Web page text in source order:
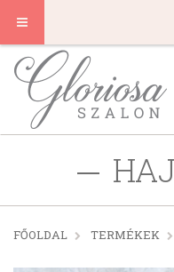
FŐOLDAL TERMÉKEK